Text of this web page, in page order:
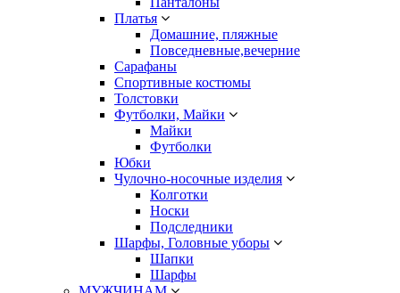
Платья
Домашние, пляжные
Повседневные,вечерние
Сарафаны
Спортивные костюмы
Толстовки
Футболки, Майки
Майки
Футболки
Юбки
Чулочно-носочные изделия
Колготки
Носки
Подследники
Шарфы, Головные уборы
Шапки
Шарфы